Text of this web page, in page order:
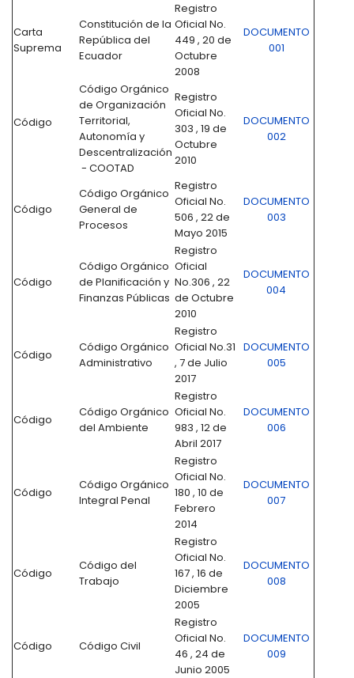
Carta
Suprema
Constitución de la
República del
Ecuador
Registro
Oficial No.
449 , 20 de
Octubre
2008
DOCUMENTO
001
Código
Código Orgánico
de Organización
Territorial,
Autonomía y
Descentralización
- COOTAD
Registro
Oficial No.
303 , 19 de
Octubre
2010
DOCUMENTO
002
Código
Código Orgánico
General de
Procesos
Registro
Oficial No.
506 , 22 de
Mayo 2015
DOCUMENTO
003
Código
Código Orgánico
de Planificación y
Finanzas Públicas
Registro
Oficial
No.306 , 22
de Octubre
2010
DOCUMENTO
004
Código
Código Orgánico
Administrativo
Registro
Oficial No.31
, 7 de Julio
2017
DOCUMENTO
005
Código
Código Orgánico
del Ambiente
Registro
Oficial No.
983 , 12 de
Abril 2017
DOCUMENTO
006
Código
Código Orgánico
Integral Penal
Registro
Oficial No.
180 , 10 de
Febrero
2014
DOCUMENTO
007
Código
Código del
Trabajo
Registro
Oficial No.
167 , 16 de
Diciembre
2005
DOCUMENTO
008
Código Código Civil
Registro
Oficial No.
46 , 24 de
Junio 2005
DOCUMENTO
009